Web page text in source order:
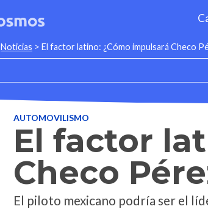
Noticias > El factor latino: ¿Cómo impulsará Checo
AUTOMOVILISMO
El factor
Checo
El piloto mexicano podría ser el